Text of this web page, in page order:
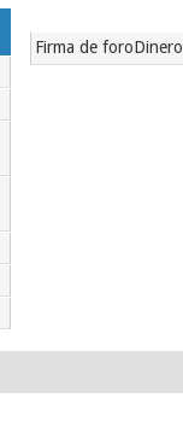
Firma de foroDinero